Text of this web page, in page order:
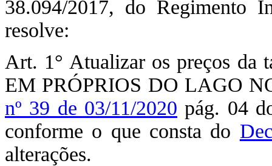
38.094/2017, do Regimento
resolve:
Art. 1° Atualizar os preços da
EM PRÓPRIOS DO LAGO
nº 39 de 03/11/2020 pág. 04
conforme o que consta do
alterações.